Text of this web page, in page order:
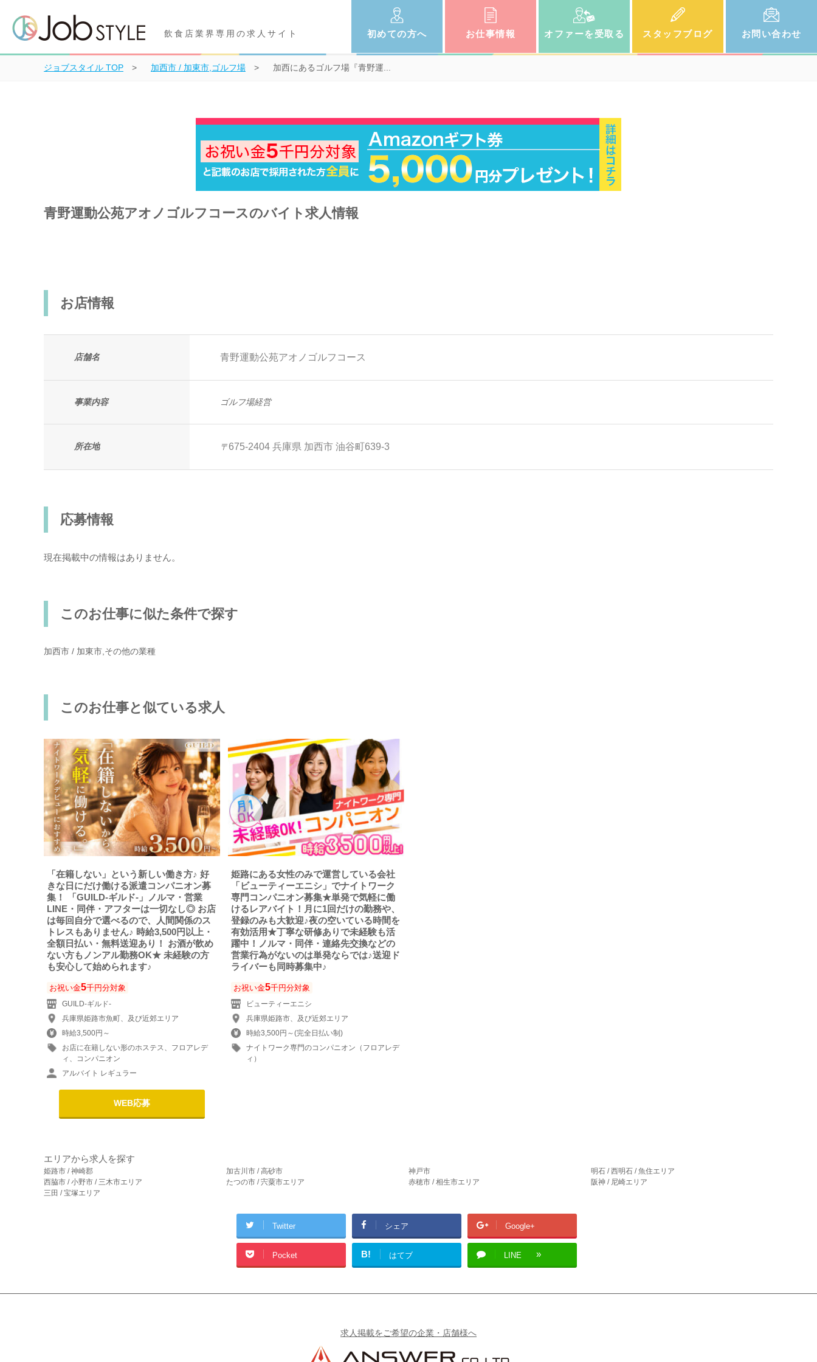
飲食店業界専用の求人サイト 初めての方へ お仕事情報 オファーを受取る スタッフブログ お問い合わせ
ジョブスタイル TOP 加西市 / 加東市,ゴルフ場 加西にあるゴルフ場『青野運...
青野運動公苑アオノゴルフコースのバイト求人情報
お店情報
店舗名 青野運動公苑アオノゴルフコース
事業内容 ゴルフ場経営
所在地 〒675-2404 兵庫県 加西市 油谷町639-3
応募情報
現在掲載中の情報はありません。
このお仕事に似た条件で探す
加西市 / 加東市,その他の業種
このお仕事と似ている求人
「在籍しない」という新しい働き方♪ 好
きな日にだけ働ける派遣コンパニオン募
集！ 「GUILD-ギルド‐」ノルマ・営業
LINE・同伴・アフターは一切なし◎ お店
は毎回自分で選べるので、人間関係のス
トレスもありません♪ 時給3,500円以上・
全額日払い・無料送迎あり！ お酒が飲め
ない方もノンアル勤務OK★ 未経験の方
も安心して始められます♪
お祝い金5千円分対象
GUILD-ギルド‐
兵庫県姫路市魚町、及び近郊エリア
時給3,500円～
お店に在籍しない形のホステス、フロアレデ
ィ、コンパニオン
アルバイト レギュラー
WEB応募
姫路にある女性のみで運営している会社
「ビューティーエニシ」でナイトワーク
専門コンパニオン募集★単発で気軽に働
けるレアバイト！月に1回だけの勤務や、
登録のみも大歓迎♪夜の空いている時間を
有効活用★丁寧な研修ありで未経験も活
躍中！ノルマ・同伴・連絡先交換などの
営業行為がないのは単発ならでは♪送迎ド
ライバーも同時募集中♪
お祝い金5千円分対象
ビューティーエニシ
兵庫県姫路市、及び近郊エリア
時給3,500円～(完全日払い制)
ナイトワーク専門のコンパニオン（フロアレデ
ィ）
エリアから求人を探す
姫路市 / 神崎郡 加古川市 / 高砂市 神戸市
明石 / 西明石 / 魚住エリア
西脇市 / 小野市 / 三木市エリア
たつの市 / 宍粟市エリア 赤穂市 / 相生市エリア
阪神 / 尼崎エリア
三田 / 宝塚エリア
Twitter シェア Google+
Pocket B! はてブ LINE
求人掲載をご希望の企業・店舗様へ